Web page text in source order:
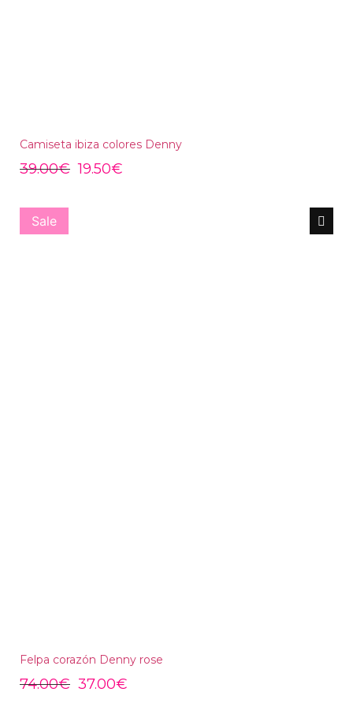
Camiseta ibiza colores Denny
39.00€ 19.50€
Sale
Felpa corazón Denny rose
74.00€ 37.00€